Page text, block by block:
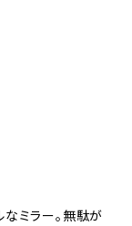
ミラー。無駄が